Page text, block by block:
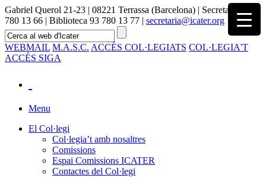
Gabriel Querol 21-23 | 08221 Terrassa (Barcelona) | Secretaria 93
780 13 66 | Biblioteca 93 780 13 77 | secretaria@icater.org
WEBMAIL M.A.S.C. ACCÉS COL·LEGIATS COL·LEGIA'T
ACCÉS SIGA
Menu
El Col·legi
Col·legia’t amb nosaltres
Comissions
Espai Comissions ICATER
Contactes del Col·legi